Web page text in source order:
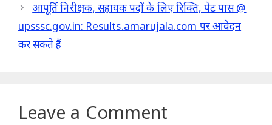
आपूर्ति निरीक्षक, सहायक पदों के लिए रिक्ति, पेट पास @
upsssc.gov.in: Results.amarujala.com पर आवेदन
कर सकते हैं
Leave a Comment